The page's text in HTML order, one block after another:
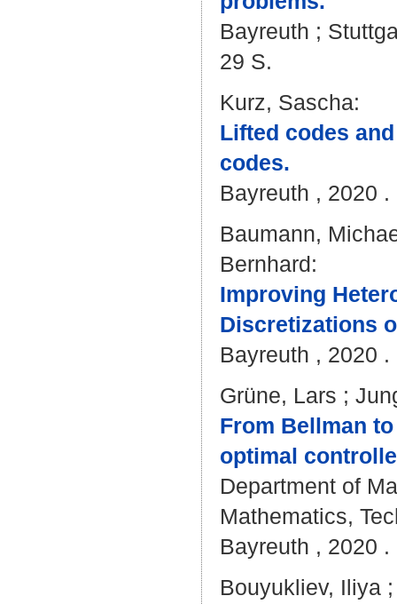
Bayreuth ;
29 S.
Kurz, Sascha:
Lifted codes
codes.
Bayreuth , 2020 .
Baumann,
Bernhard:
Improving
Discretizations
Bayreuth , 2020 .
Grüne, Lars ;
From Bellman
optimal
Department of
Mathematics,
Bayreuth , 2020 .
Bouyukliev, Iliya